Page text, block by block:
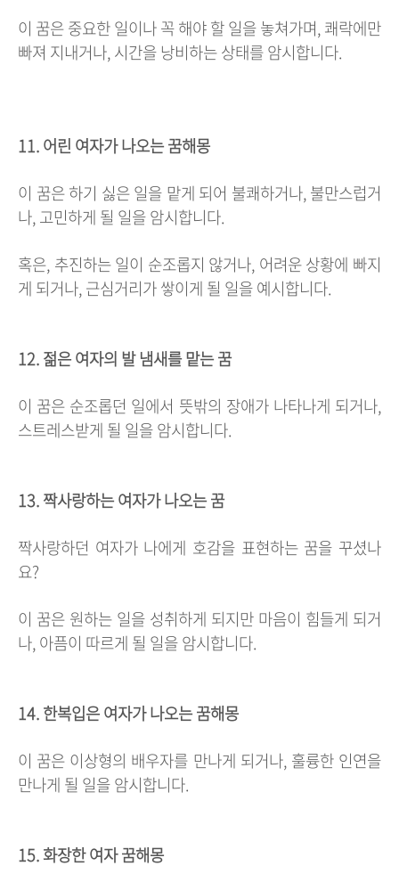
이 꿈은 중요한 일이나 꼭 해야 할 일을 놓쳐가며, 쾌락에만
빠져 지내거나, 시간을 낭비하는 상태를 암시합니다.
11. 어린 여자가 나오는 꿈해몽
이 꿈은 하기 싫은 일을 맡게 되어 불쾌하거나, 불만스럽거
나, 고민하게 될 일을 암시합니다.
혹은, 추진하는 일이 순조롭지 않거나, 어려운 상황에 빠지
게 되거나, 근심거리가 쌓이게 될 일을 예시합니다.
12. 젊은 여자의 발 냄새를 맡는 꿈
이 꿈은 순조롭던 일에서 뜻밖의 장애가 나타나게 되거나,
스트레스받게 될 일을 암시합니다.
13. 짝사랑하는 여자가 나오는 꿈
짝사랑하던 여자가 나에게 호감을 표현하는 꿈을 꾸셨나
요?
이 꿈은 원하는 일을 성취하게 되지만 마음이 힘들게 되거
나, 아픔이 따르게 될 일을 암시합니다.
14. 한복입은 여자가 나오는 꿈해몽
이 꿈은 이상형의 배우자를 만나게 되거나, 훌륭한 인연을
만나게 될 일을 암시합니다.
15. 화장한 여자 꿈해몽